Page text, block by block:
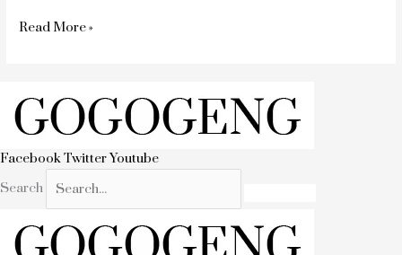
Read More »
FacebookTwitterYoutube
Search